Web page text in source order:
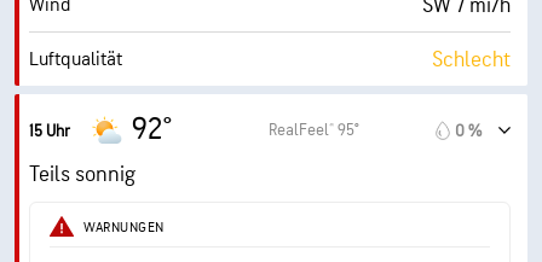
Wind SW 7 mi/h
Luftqualität Schlecht
Maximaler UV-Indexwert
Böen
Luftfeuch.
15 Uhr 92° RealFeel® 95° 0 %
Teils sonnig
WARNUNGEN